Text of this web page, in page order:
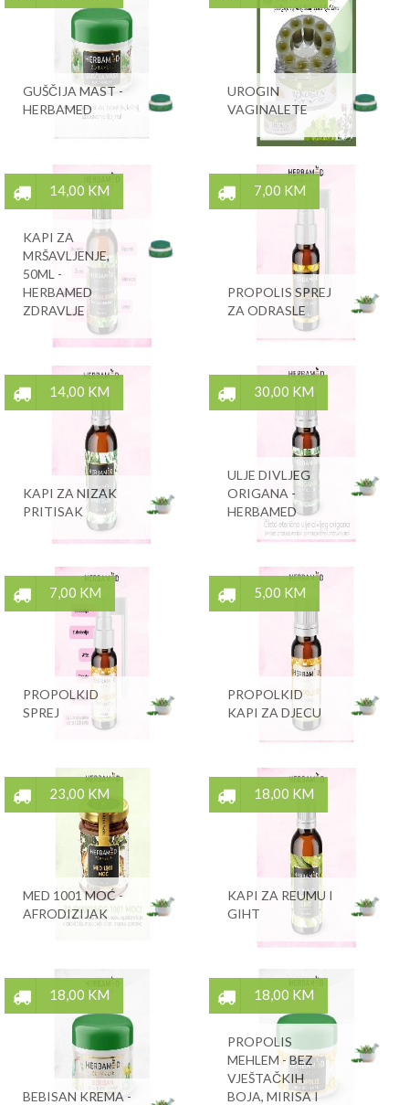
GUŠČIJA MAST -
HERBAMED
UROGIN
VAGINALETE
14,00 KM
KAPI ZA
MRŠAVLJENJE,
50ML -
HERBAMED
ZDRAVLJE
7,00 KM
PROPOLIS SPREJ
ZA ODRASLE
14,00 KM
KAPI ZA NIZAK
PRITISAK
30,00 KM
ULJE DIVLJEG
ORIGANA -
HERBAMED
7,00 KM
PROPOLKID
SPREJ
5,00 KM
PROPOLKID
KAPI ZA DJECU
23,00 KM
MED 1001 MOĆ -
AFRODIZIJAK
18,00 KM
KAPI ZA REUMU I
GIHT
18,00 KM
BEBISAN KREMA -
18,00 KM
PROPOLIS
MEHLEM - BEZ
VJEŠTAČKIH
BOJA, MIRISA I